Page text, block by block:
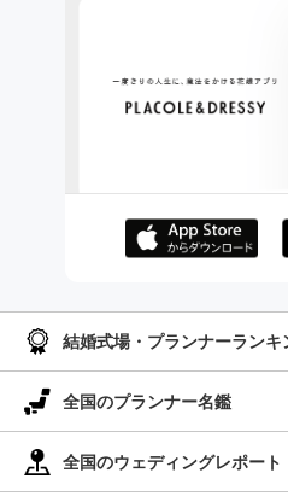
結婚式場・プランナーランキ
全国のプランナー名鑑
全国のウェディングレポート